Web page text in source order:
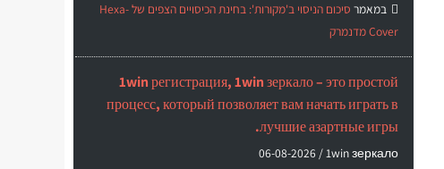
במאמר
סיכום הניסוי ב'מקורות': בחינת הכיסויים הצפים של Hexa-
Cover מדנמרק
1win регистрация, 1win зеркало – это простой
процесс, который позволяет вам начать играть в
лучшие азартные игры.
1win зеркало /
06-08-2026